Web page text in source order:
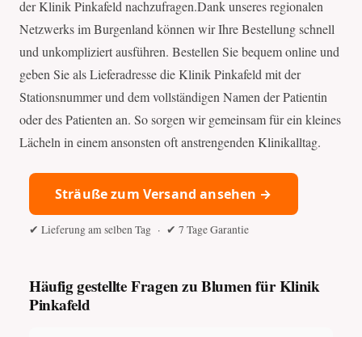
der Klinik Pinkafeld nachzufragen.Dank unseres regionalen
Netzwerks im Burgenland können wir Ihre Bestellung schnell
und unkompliziert ausführen. Bestellen Sie bequem online und
geben Sie als Lieferadresse die Klinik Pinkafeld mit der
Stationsnummer und dem vollständigen Namen der Patientin
oder des Patienten an. So sorgen wir gemeinsam für ein kleines
Lächeln in einem ansonsten oft anstrengenden Klinikalltag.
Sträuße zum Versand ansehen →
✔ Lieferung am selben Tag · ✔ 7 Tage Garantie
Häufig gestellte Fragen zu Blumen für Klinik
Pinkafeld